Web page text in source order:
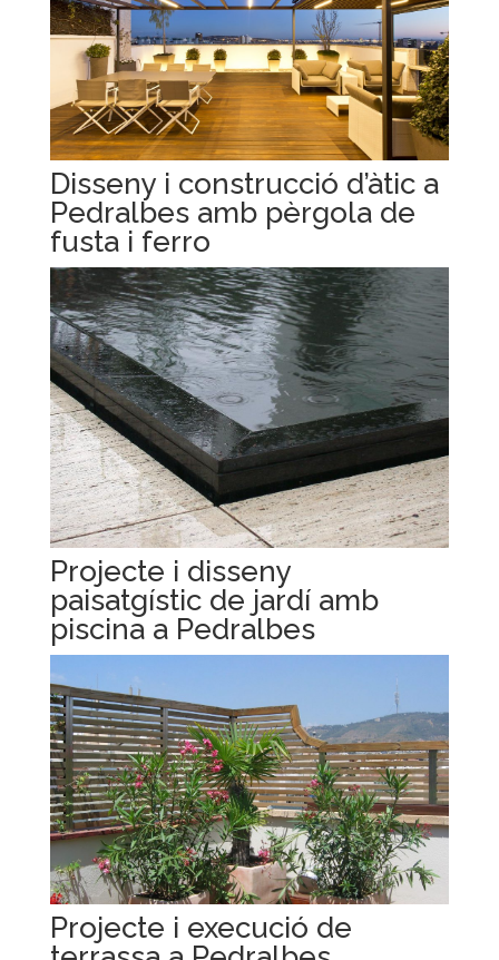
Disseny i construcció d’àtic a
Pedralbes amb pèrgola de
fusta i ferro
Projecte i disseny
paisatgístic de jardí amb
piscina a Pedralbes
Projecte i execució de